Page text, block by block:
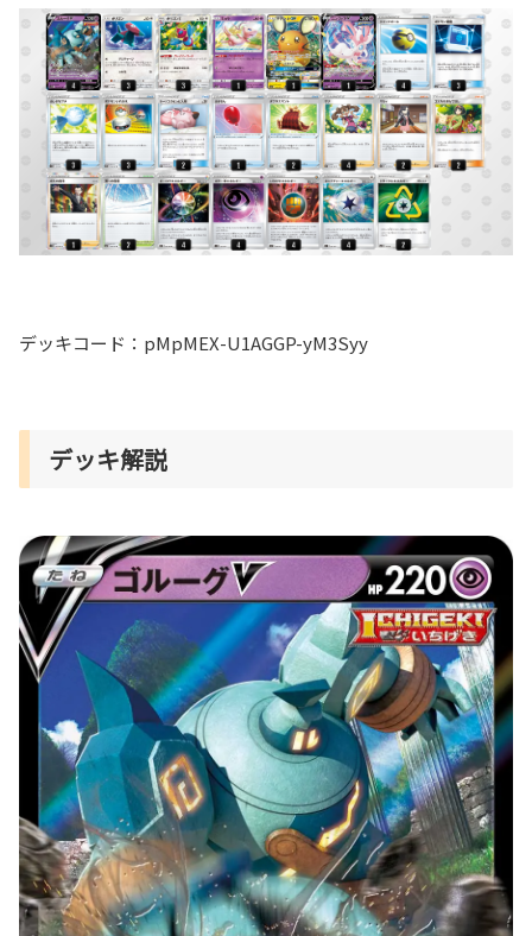
デッキコード：pMpMEX-U1AGGP-yM3Syy
デッキ解説